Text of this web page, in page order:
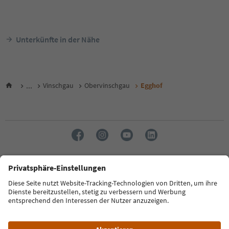
Unterkünfte in der Nähe
... Vinschgau Obervinschgau Egghof
Sprache: Deutsch
FAQ Kontakt Presse MICE Datenschutzerklärung
Zugänglichkeitserklärung